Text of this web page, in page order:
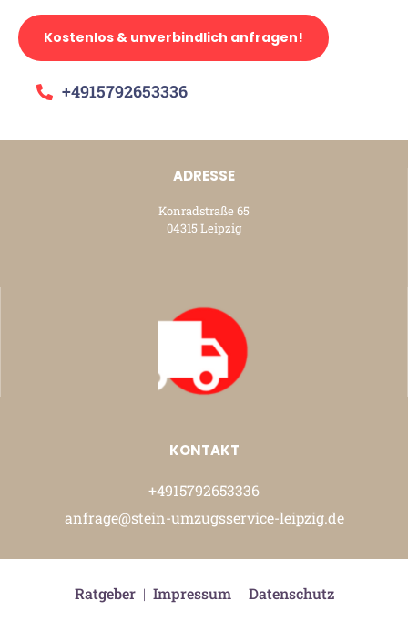
Kostenlos & unverbindlich anfragen!
+4915792653336
ADRESSE
Konradstraße 65
04315 Leipzig
KONTAKT
+4915792653336
anfrage@stein-umzugsservice-leipzig.de
Ratgeber| Impressum| Datenschutz